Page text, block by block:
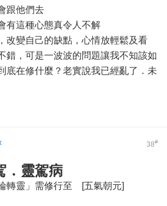
跟他們去
有這種心態真令人不解
改變自己的缺點，心情放輕鬆及看
錯，可是一波波的問題讓我不知該如
底在修什麼？老實說我已經亂了．未
38#
．靈駕病
轉靈」需修行至 [五氣朝元]